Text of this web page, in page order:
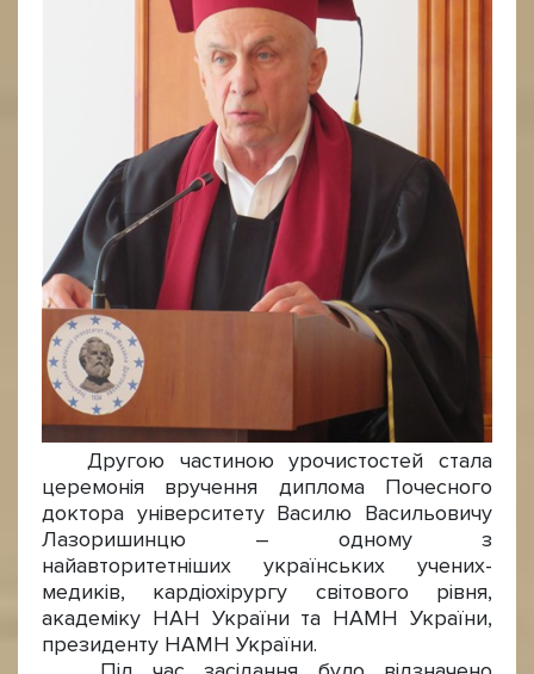
Другою частиною урочистостей стала
церемонія вручення диплома Почесного
доктора університету Василю Васильовичу
Лазоришинцю – одному з
найавторитетніших українських учених-
медиків, кардіохірургу світового рівня,
академіку НАН України та НАМН України,
президенту НАМН України.